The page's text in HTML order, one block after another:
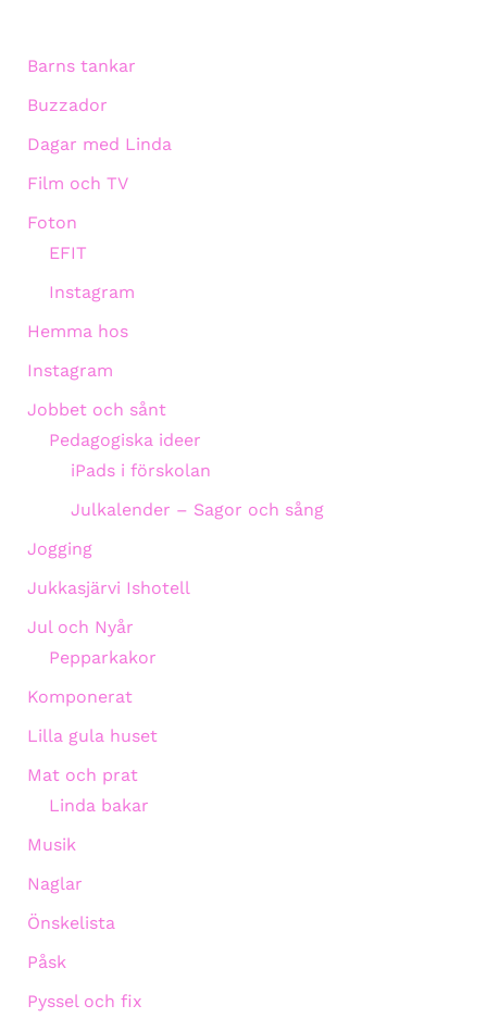
Barns tankar
Buzzador
Dagar med Linda
Film och TV
Foton
EFIT
Instagram
Hemma hos
Instagram
Jobbet och sånt
Pedagogiska ideer
iPads i förskolan
Julkalender – Sagor och sång
Jogging
Jukkasjärvi Ishotell
Jul och Nyår
Pepparkakor
Komponerat
Lilla gula huset
Mat och prat
Linda bakar
Musik
Naglar
Önskelista
Påsk
Pyssel och fix